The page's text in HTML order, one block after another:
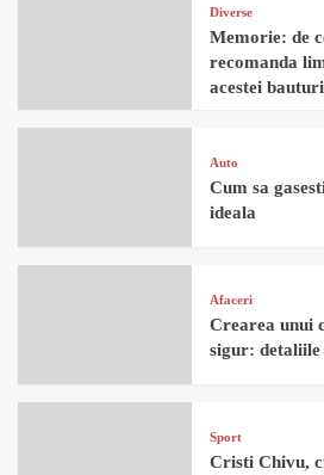
Diverse
Memorie: de
recomanda
acestei
Auto
Cum sa
ideala
Afaceri
Crearea unui
sigur:
Sport
Cristi Chivu,